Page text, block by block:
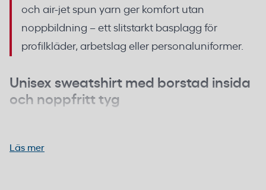
och air-jet spun yarn ger komfort utan
noppbildning – ett slitstarkt basplagg för
profilkläder, arbetslag eller personaluniformer.
Unisex sweatshirt med borstad insida
och noppfritt tyg
air-jet spun yarn, en teknik som minskar
Läs mer